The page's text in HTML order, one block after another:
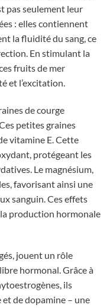
pas seulement leur
: elles contiennent
la fluidité du sang, ce
En stimulant la
fruits de mer
et l’excitation.
de courge
petites graines
vitamine E. Cette
protégeant les
Le magnésium,
favorisant ainsi une
sanguin. Ces effets
production hormonale
jouent un rôle
hormonal. Grâce à
ils
de dopamine – une